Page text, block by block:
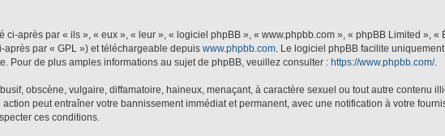
ci-après par « ils », « eux », « leur », « logiciel phpBB », « www.phpbb.com », « phpBB Limited »,
après par « GPL ») et téléchargeable depuis www.phpbb.com. Le logiciel phpBB facilite
Pour de plus amples informations au sujet de phpBB, veuillez consulter : https://www.phpbb.com/.
obscène, vulgaire, diffamatoire, haineux, menaçant, à caractère sexuel ou tout autre contenu
peut entraîner votre bannissement immédiat et permanent, avec une notification à votre
ces conditions.